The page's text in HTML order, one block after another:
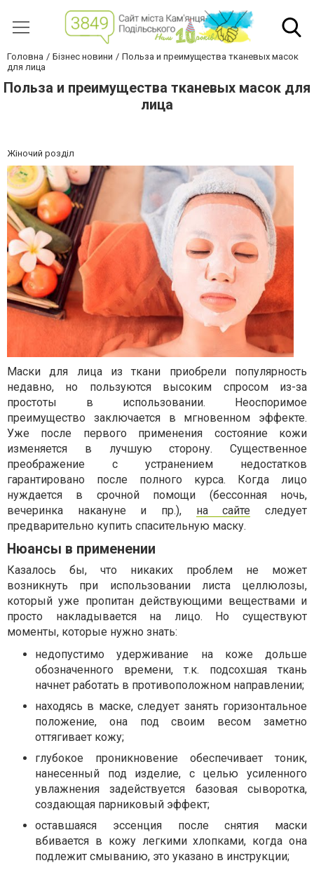
Головна Бізнес новини
Польза и преимущества тканевых масок
для лица
Польза и преимущества тканевых масок для
лица
Жіночий розділ
Маски для лица из ткани приобрели популярность
недавно, но пользуются высоким спросом из-за
простоты в использовании. Неоспоримое
преимущество заключается в мгновенном эффекте.
Уже после первого применения состояние кожи
изменяется в лучшую сторону. Существенное
преображение с устранением недостатков
гарантировано после полного курса. Когда лицо
нуждается в срочной помощи (бессонная ночь,
вечеринка накануне и пр.), на сайте следует
предварительно купить спасительную маску.
Нюансы в применении
Казалось бы, что никаких проблем не может
возникнуть при использовании листа целлюлозы,
который уже пропитан действующими веществами и
просто накладывается на лицо. Но существуют
моменты, которые нужно знать:
недопустимо удерживание на коже дольше
обозначенного времени, т.к. подсохшая ткань
начнет работать в противоположном направлении;
находясь в маске, следует занять горизонтальное
положение, она под своим весом заметно
оттягивает кожу;
глубокое проникновение обеспечивает тоник,
нанесенный под изделие, с целью усиленного
увлажнения задействуется базовая сыворотка,
создающая парниковый эффект;
оставшаяся эссенция после снятия маски
вбивается в кожу легкими хлопками, когда она
подлежит смыванию, это указано в инструкции;